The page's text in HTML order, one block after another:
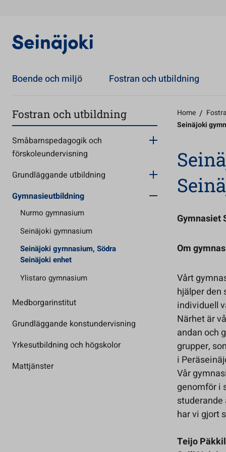
Boende och miljö Fostran och utbildning
Fostran och utbildning
Småbarnspedagogik och
förskoleundervisning
Grundläggande utbildning
Gymnasieutbildning
Nurmo gymnasium
Seinäjoki gymnasium
Seinäjoki gymnasium, Södra
Seinäjoki enhet
Ylistaro gymnasium
Medborgarinstitut
Grundläggande konstundervisning
Yrkesutbildning och högskolor
Mattjänster
Home /
Seinäjoki
Gymnasiet
Om
Vårt
hjälper den
individuell
Närhet är
andan och
grupper,
i
Vår
genomför i
har vi gjort
Teijo